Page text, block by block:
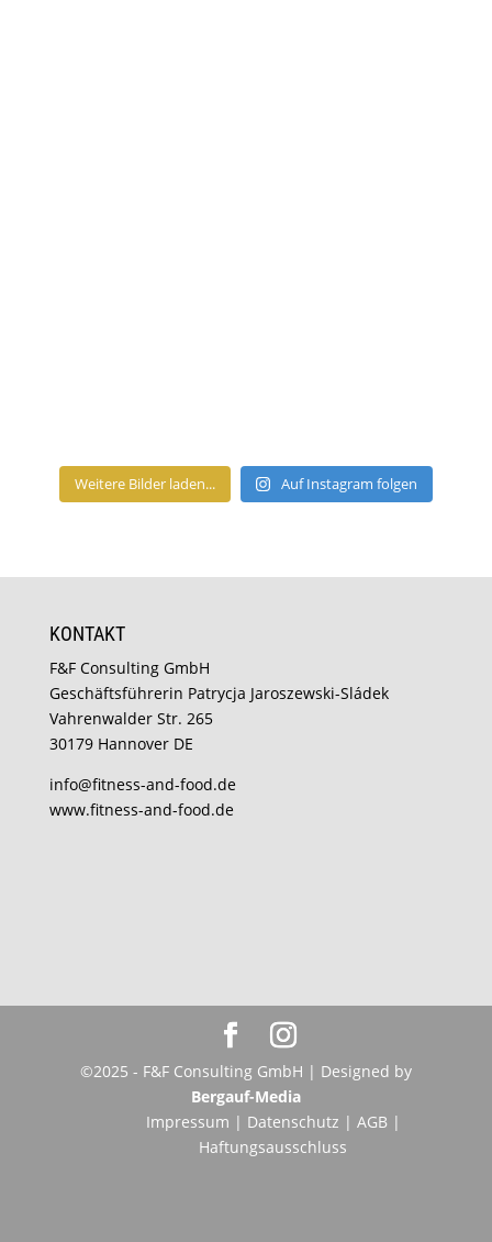
Weitere Bilder laden... Auf Instagram folgen
KONTAKT
F&F Consulting GmbH
Geschäftsführerin Patrycja Jaroszewski-Sládek
Vahrenwalder Str. 265
30179 Hannover DE
info@fitness-and-food.de
www.fitness-and-food.de
©2025 - F&F Consulting GmbH | Designed by
Bergauf-Media
Impressum | Datenschutz | AGB |
Haftungsausschluss